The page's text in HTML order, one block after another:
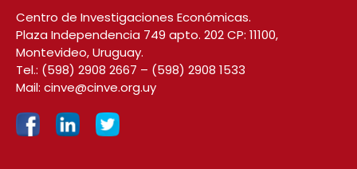
Centro de Investigaciones Económicas.
Plaza Independencia 749 apto. 202 CP: 11100,
Montevideo, Uruguay.
Tel.: (598) 2908 2667 – (598) 2908 1533
Mail: cinve@cinve.org.uy